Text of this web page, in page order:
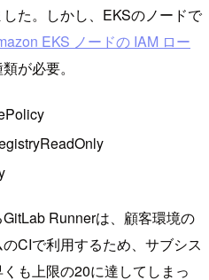
た。しかし、EKSのノードで
EKS ノードの IAM ロー
が必要。
Runnerは、顧客環境の
CIで利用するため、サブシス
も上限の20に達してしまっ